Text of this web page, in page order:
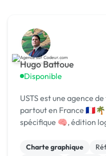
Hugo Battoue
Disponible
USTS est une agence
partout en France
spécifique 🧠, édition
MASQUÉE] 🏆 !
Charte graphique